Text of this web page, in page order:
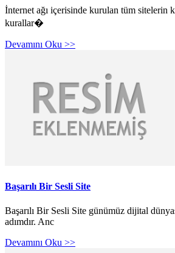
İnternet ağı içerisinde kurulan tüm sitelerin
kurallar�
Devamını Oku >>
Başarılı Bir Sesli Site
Başarılı Bir Sesli Site günümüz dijital
adımdır. Anc
Devamını Oku >>